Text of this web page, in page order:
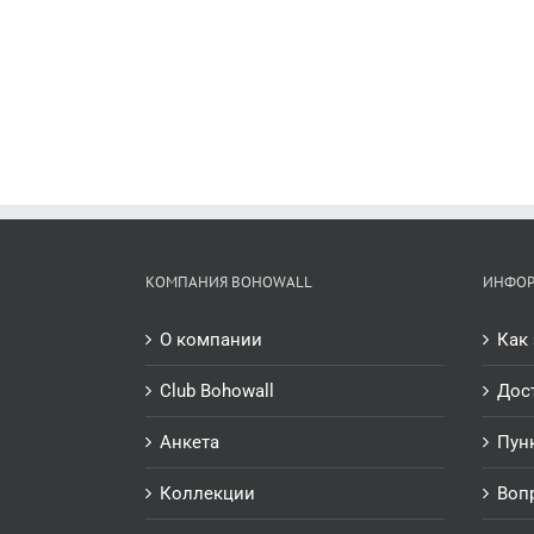
КОМПАНИЯ BOHOWALL
О компании
Club Bohowall
Анкета
Коллекции
Как